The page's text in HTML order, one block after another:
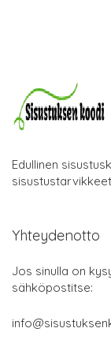
Edullinen
Yhteydenotto
Jos sinulla on
sähköpostitse: